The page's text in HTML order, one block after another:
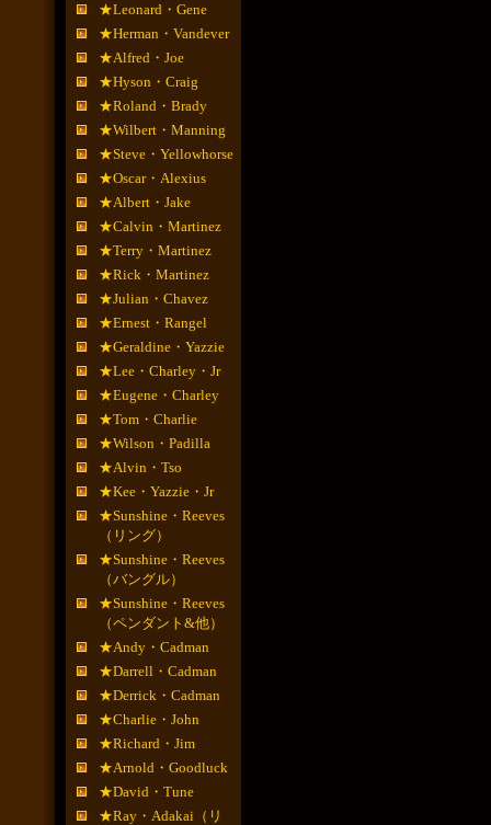
★Leonard・Gene
★Herman・Vandever
★Alfred・Joe
★Hyson・Craig
★Roland・Brady
★Wilbert・Manning
★Steve・Yellowhorse
★Oscar・Alexius
★Albert・Jake
★Calvin・Martinez
★Terry・Martinez
★Rick・Martinez
★Julian・Chavez
★Ernest・Rangel
★Geraldine・Yazzie
★Lee・Charley・Jr
★Eugene・Charley
★Tom・Charlie
★Wilson・Padilla
★Alvin・Tso
★Kee・Yazzie・Jr
★Sunshine・Reeves
（リング）
★Sunshine・Reeves
（バングル）
★Sunshine・Reeves
（ペンダント&他）
★Andy・Cadman
★Darrell・Cadman
★Derrick・Cadman
★Charlie・John
★Richard・Jim
★Arnold・Goodluck
★David・Tune
★Ray・Adakai（リ